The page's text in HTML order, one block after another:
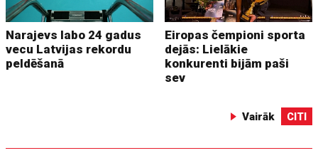
Narajevs labo 24 gadus
vecu Latvijas rekordu
peldēšanā
Eiropas čempioni sporta
dejās: Lielākie
konkurenti bijām paši
sev
Vairāk CITI